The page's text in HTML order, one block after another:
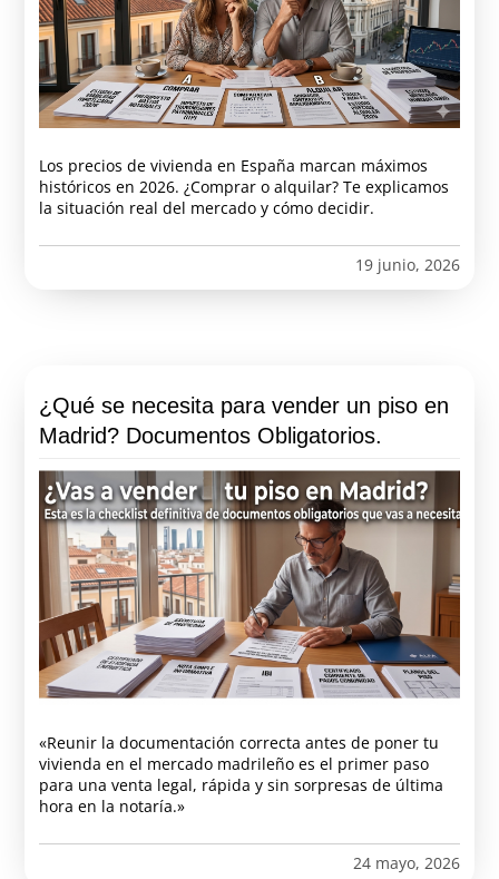
Los precios de vivienda en España marcan máximos
históricos en 2026. ¿Comprar o alquilar? Te explicamos
la situación real del mercado y cómo decidir.
19 junio, 2026
¿Qué se necesita para vender un piso en
Madrid? Documentos Obligatorios.
«Reunir la documentación correcta antes de poner tu
vivienda en el mercado madrileño es el primer paso
para una venta legal, rápida y sin sorpresas de última
hora en la notaría.»
24 mayo, 2026